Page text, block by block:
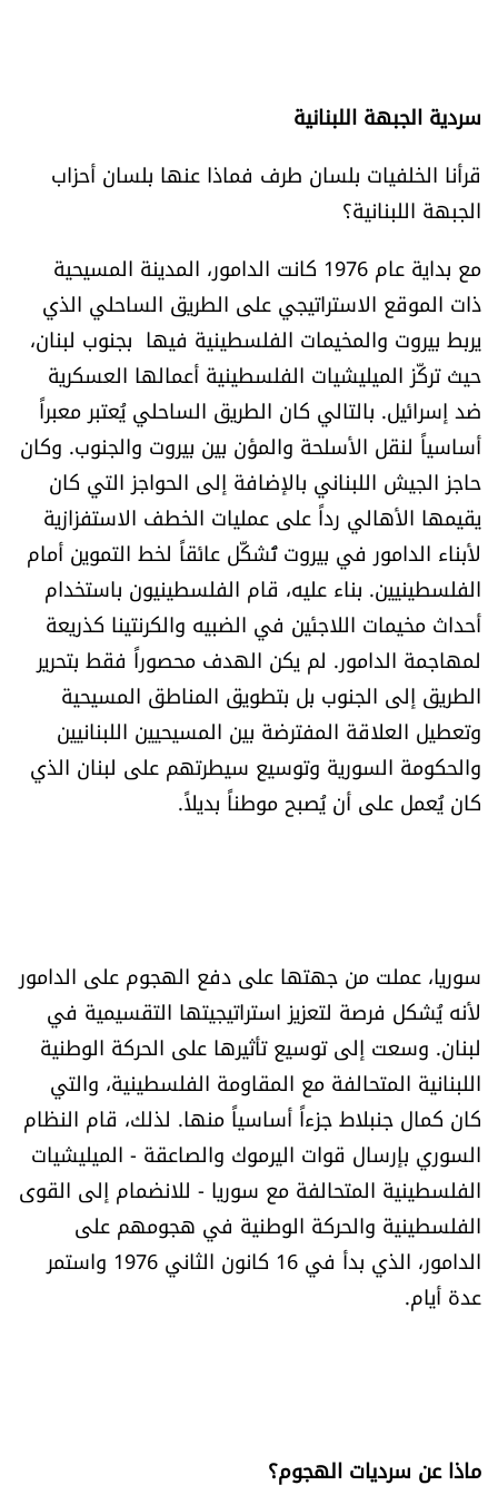
سردية الجبهة اللبنانية
قرأنا الخلفيات بلسان طرف فماذا عنها بلسان أحزاب
الجبهة اللبنانية؟
مع بداية عام 1976 كانت الدامور، المدينة المسيحية
ذات الموقع الاستراتيجي على الطريق الساحلي الذي
يربط بيروت والمخيمات الفلسطينية فيها بجنوب لبنان،
حيث تركّز الميليشيات الفلسطينية أعمالها العسكرية
ضد إسرائيل. بالتالي كان الطريق الساحلي يُعتبر معبراً
أساسياً لنقل الأسلحة والمؤن بين بيروت والجنوب. وكان
حاجز الجيش اللبناني بالإضافة إلى الحواجز التي كان
يقيمها الأهالي رداً على عمليات الخطف الاستفزازية
لأبناء الدامور في بيروت تُشكّل عائقاً لخط التموين أمام
الفلسطينيين. بناء عليه، قام الفلسطينيون باستخدام
أحداث مخيمات اللاجئين في الضبيه والكرنتينا كذريعة
لمهاجمة الدامور. لم يكن الهدف محصوراً فقط بتحرير
الطريق إلى الجنوب بل بتطويق المناطق المسيحية
وتعطيل العلاقة المفترضة بين المسيحيين اللبنانيين
والحكومة السورية وتوسيع سيطرتهم على لبنان الذي
كان يُعمل على أن يُصبح موطناً بديلاً.
سوريا، عملت من جهتها على دفع الهجوم على الدامور
لأنه يُشكل فرصة لتعزيز استراتيجيتها التقسيمية في
لبنان. وسعت إلى توسيع تأثيرها على الحركة الوطنية
اللبنانية المتحالفة مع المقاومة الفلسطينية، والتي
كان كمال جنبلاط جزءاً أساسياً منها. لذلك، قام النظام
السوري بإرسال قوات اليرموك والصاعقة - الميليشيات
الفلسطينية المتحالفة مع سوريا - للانضمام إلى القوى
الفلسطينية والحركة الوطنية في هجومهم على
الدامور، الذي بدأ في 16 كانون الثاني 1976 واستمر
عدة أيام.
ماذا عن سرديات الهجوم؟